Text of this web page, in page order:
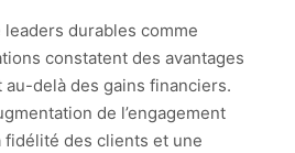
durables comme
constatent des avantages
delà des gains financiers.
de l’engagement
fidélité des clients et une